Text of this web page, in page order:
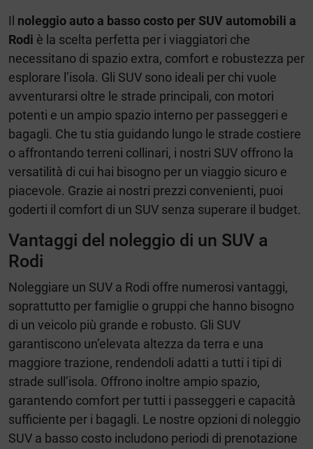
Il noleggio auto a basso costo per SUV automobili a
Rodi è la scelta perfetta per i viaggiatori che
necessitano di spazio extra, comfort e robustezza per
esplorare l’isola. Gli SUV sono ideali per chi vuole
avventurarsi oltre le strade principali, con motori
potenti e un ampio spazio interno per passeggeri e
bagagli. Che tu stia guidando lungo le strade costiere
o affrontando terreni collinari, i nostri SUV offrono la
versatilità di cui hai bisogno per un viaggio sicuro e
piacevole. Grazie ai nostri prezzi convenienti, puoi
goderti il comfort di un SUV senza superare il budget.
Vantaggi del noleggio di un SUV a
Rodi
Noleggiare un SUV a Rodi offre numerosi vantaggi,
soprattutto per famiglie o gruppi che hanno bisogno
di un veicolo più grande e robusto. Gli SUV
garantiscono un’elevata altezza da terra e una
maggiore trazione, rendendoli adatti a tutti i tipi di
strade sull’isola. Offrono inoltre ampio spazio,
garantendo comfort per tutti i passeggeri e capacità
sufficiente per i bagagli. Le nostre opzioni di noleggio
SUV a basso costo includono periodi di prenotazione